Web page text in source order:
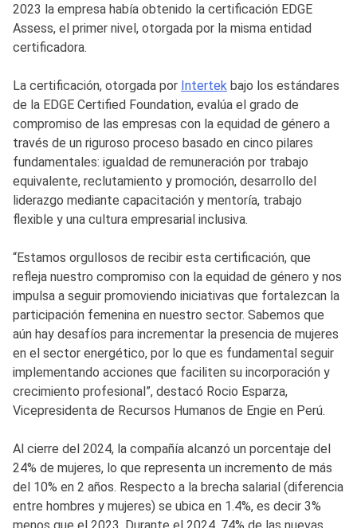
2023 la empresa había obtenido la certificación EDGE
Assess, el primer nivel, otorgada por la misma entidad
certificadora.
La certificación, otorgada por Intertek bajo los estándares
de la EDGE Certified Foundation, evalúa el grado de
compromiso de las empresas con la equidad de género a
través de un riguroso proceso basado en cinco pilares
fundamentales: igualdad de remuneración por trabajo
equivalente, reclutamiento y promoción, desarrollo del
liderazgo mediante capacitación y mentoría, trabajo
flexible y una cultura empresarial inclusiva.
“Estamos orgullosos de recibir esta certificación, que
refleja nuestro compromiso con la equidad de género y nos
impulsa a seguir promoviendo iniciativas que fortalezcan la
participación femenina en nuestro sector. Sabemos que
aún hay desafíos para incrementar la presencia de mujeres
en el sector energético, por lo que es fundamental seguir
implementando acciones que faciliten su incorporación y
crecimiento profesional”, destacó Rocio Esparza,
Vicepresidenta de Recursos Humanos de Engie en Perú.
Al cierre del 2024, la compañía alcanzó un porcentaje del
24% de mujeres, lo que representa un incremento de más
del 10% en 2 años. Respecto a la brecha salarial (diferencia
entre hombres y mujeres) se ubica en 1.4%, es decir 3%
menos que el 2023. Durante el 2024, 74% de las nuevas